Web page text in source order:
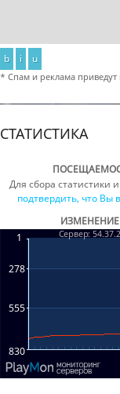
b i u
* Спам и реклама приведут
СТАТИСТИКА
Для сбора статистики
подтвердить, что Вы